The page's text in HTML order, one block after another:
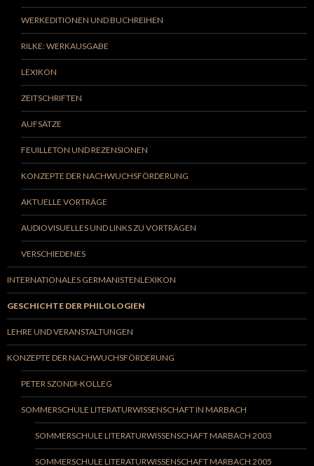
WERKEDITIONEN UND BUCHREIHEN
RILKE: WERKAUSGABE
LEXIKON
ZEITSCHRIFTEN
AUFSÄTZE
FEUILLETON UND REZENSIONEN
KONZEPTE DER NACHWUCHSFÖRDERUNG
AKTUELLE VORTRÄGE
AUDIOVISUELLES UND LINKS ZU VORTRÄGEN
VERSCHIEDENES
INTERNATIONALES GERMANISTENLEXIKON
GESCHICHTE DER PHILOLOGIEN
LEHRE UND VERANSTALTUNGEN
KONZEPTE DER NACHWUCHSFÖRDERUNG
PETER SZONDI-KOLLEG
SOMMERSCHULE LITERATURWISSENSCHAFT IN MARBACH
SOMMERSCHULE LITERATURWISSENSCHAFT MARBACH 2003
SOMMERSCHULE LITERATURWISSENSCHAFT MARBACH 2005